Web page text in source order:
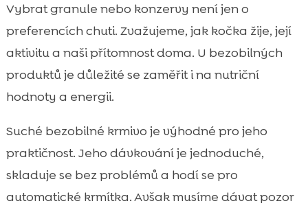
Vybrat granule nebo konzervy není jen o
preferencích chuti. Zvažujeme, jak kočka žije, její
aktivitu a naši přítomnost doma. U bezobilných
produktů je důležité se zaměřit i na nutriční
hodnoty a energii.
Suché bezobilné krmivo je výhodné pro jeho
praktičnost. Jeho dávkování je jednoduché,
skladuje se bez problémů a hodí se pro
automatické krmítka. Avšak musíme dávat pozor